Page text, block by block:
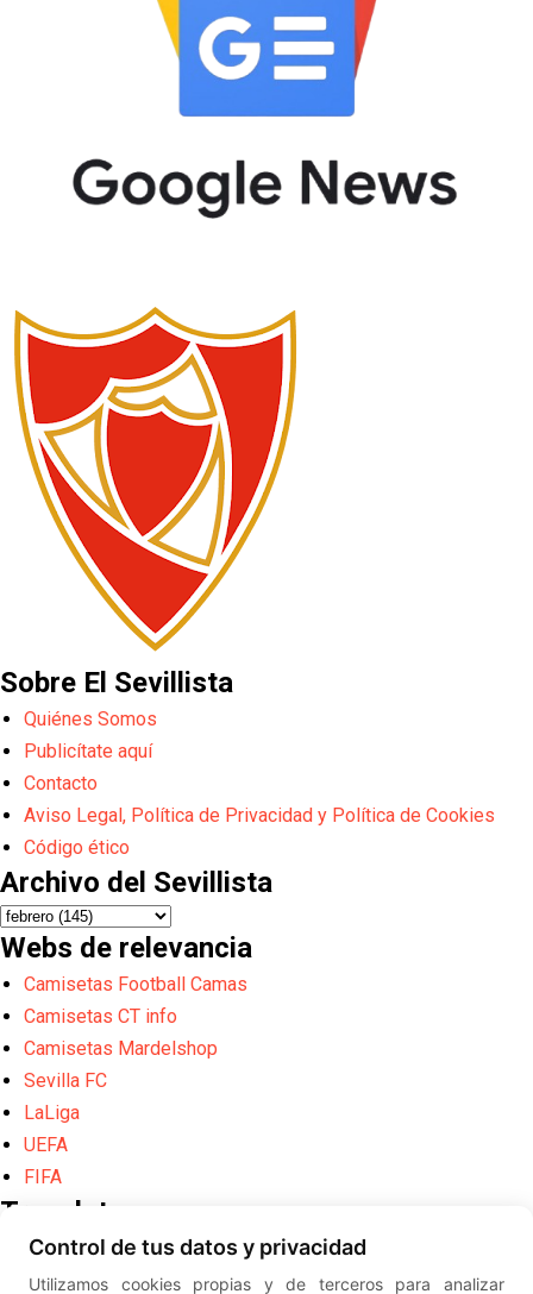
Sobre El Sevillista
Quiénes Somos
Publicítate aquí
Contacto
Aviso Legal, Política de Privacidad y Política de Cookies
Código ético
Archivo del Sevillista
Webs de relevancia
Camisetas Football Camas
Camisetas CT info
Camisetas Mardelshop
Sevilla FC
LaLiga
UEFA
FIFA
Translate
Powered by Translate
Control de tus datos y privacidad
Utilizamos cookies propias y de terceros para analizar